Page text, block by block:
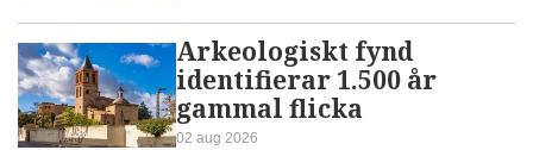
Arkeologiskt fynd
identifierar 1.500 år
gammal flicka
02 aug 2026